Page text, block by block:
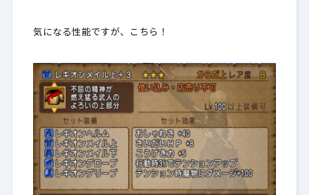
気になる性能ですが、こちら！